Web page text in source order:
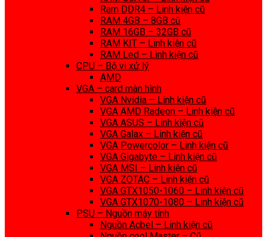
Ram DDR4 – Linh kiện cũ
RAM 4GB – 8GB cũ
RAM 16GB – 32GB cũ
RAM KIT – Linh kiện cũ
RAM Led – Linh kiện cũ
CPU – Bộ vi xử lý
AMD
VGA – card màn hình
VGA Nvidia – Linh kiện cũ
VGA AMD Radeon – Linh kiện cũ
VGA ASUS – Linh kiện cũ
VGA Galax – Linh kiện cũ
VGA Powercolor – Linh kiện cũ
VGA Gigabyte – Linh kiện cũ
VGA MSI – Linh kiện cũ
VGA ZOTAC – Linh kiện cũ
VGA GTX1050-1060 – Linh kiện cũ
VGA GTX1070-1080 – Linh kiện cũ
PSU – Nguồn máy tính
Nguồn Acbel – Linh kiện cũ